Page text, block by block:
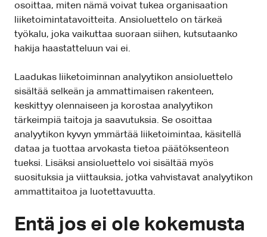
osoittaa, miten nämä voivat tukea organisaation
liiketoimintatavoitteita. Ansioluettelo on tärkeä
työkalu, joka vaikuttaa suoraan siihen, kutsutaanko
hakija haastatteluun vai ei.
Laadukas liiketoiminnan analyytikon ansioluettelo
sisältää selkeän ja ammattimaisen rakenteen,
keskittyy olennaiseen ja korostaa analyytikon
tärkeimpiä taitoja ja saavutuksia. Se osoittaa
analyytikon kyvyn ymmärtää liiketoimintaa, käsitellä
dataa ja tuottaa arvokasta tietoa päätöksenteon
tueksi. Lisäksi ansioluettelo voi sisältää myös
suosituksia ja viittauksia, jotka vahvistavat analyytikon
ammattitaitoa ja luotettavuutta.
Entä jos ei ole kokemusta